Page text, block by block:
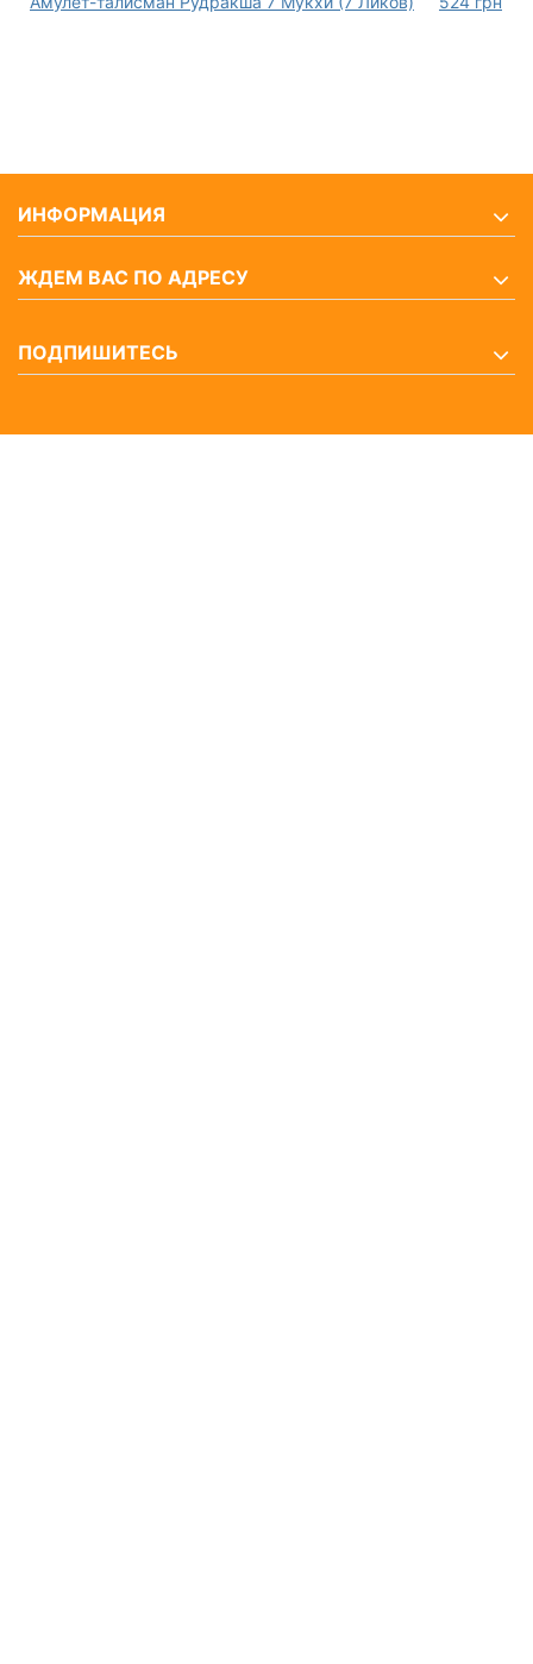
ИНФОРМАЦИЯ
ЖДЕМ ВАС ПО АДРЕСУ
ПОДПИШИТЕСЬ